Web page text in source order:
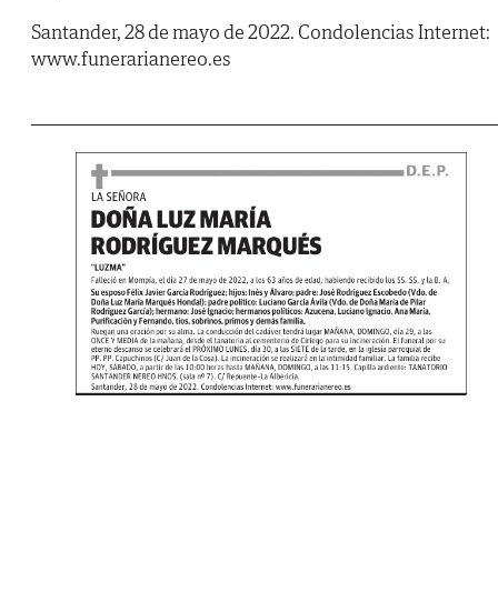
Santander, 28 de mayo de 2022. Condolencias Internet:
www.funerarianereo.es